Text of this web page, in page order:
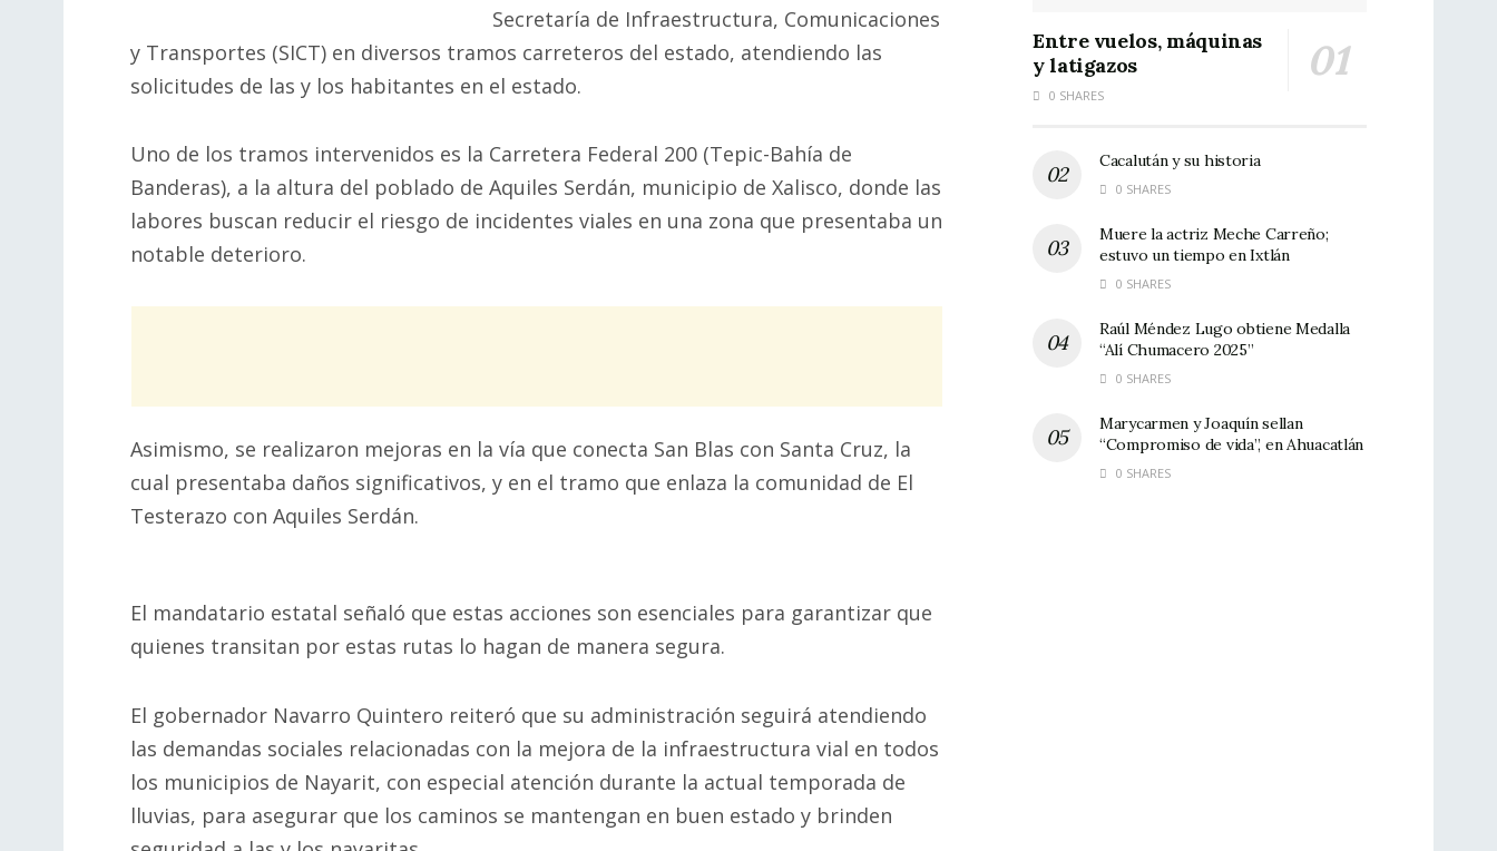
Secretaría de Infraestructura, Comunicaciones
y Transportes (SICT) en diversos tramos carreteros del estado, atendiendo las
solicitudes de las y los habitantes en el estado.
Uno de los tramos intervenidos es la Carretera Federal 200 (Tepic-Bahía de
Banderas), a la altura del poblado de Aquiles Serdán, municipio de Xalisco, donde las
labores buscan reducir el riesgo de incidentes viales en una zona que presentaba un
notable deterioro.
Asimismo, se realizaron mejoras en la vía que conecta San Blas con Santa Cruz, la
cual presentaba daños significativos, y en el tramo que enlaza la comunidad de El
Testerazo con Aquiles Serdán.
El mandatario estatal señaló que estas acciones son esenciales para garantizar que
quienes transitan por estas rutas lo hagan de manera segura.
El gobernador Navarro Quintero reiteró que su administración seguirá atendiendo
las demandas sociales relacionadas con la mejora de la infraestructura vial en todos
los municipios de Nayarit, con especial atención durante la actual temporada de
lluvias, para asegurar que los caminos se mantengan en buen estado y brinden
Entre vuelos, máquinas
y latigazos
0 SHARES
Cacalután y su historia
0 SHARES
Muere la actriz Meche Carreño;
estuvo un tiempo en Ixtlán
0 SHARES
Raúl Méndez Lugo obtiene Medalla
“Alí Chumacero 2025”
0 SHARES
Marycarmen y Joaquín sellan
“Compromiso de vida”, en Ahuacatlán
0 SHARES